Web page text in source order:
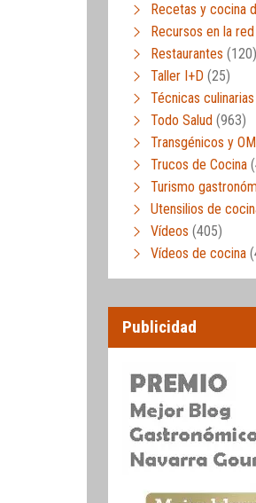
Recetas y cocina
Recursos en la red
Restaurantes (120)
Taller I+D (25)
Técnicas culinarias
Todo Salud (963)
Transgénicos y
Trucos de Cocina
Turismo
Utensilios de
Vídeos (405)
Vídeos de cocina
Publicidad